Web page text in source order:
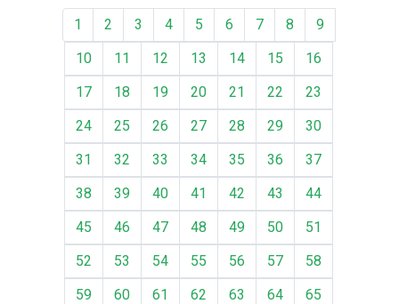
1 2 3 4 5 6 7 8
9
10
11 12 13 14 15
16
17
18 19 20 21 22
23
24
25 26 27 28 29
30
31
32 33 34 35 36
37
38
39 40 41 42 43
44
45
46 47 48 49 50
51
52
53 54 55 56 57
58
59
60 61 62 63 64
65